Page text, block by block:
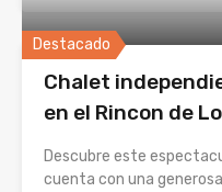
Destacado
Chalet
en el Rincon de
Descubre este
cuenta con una